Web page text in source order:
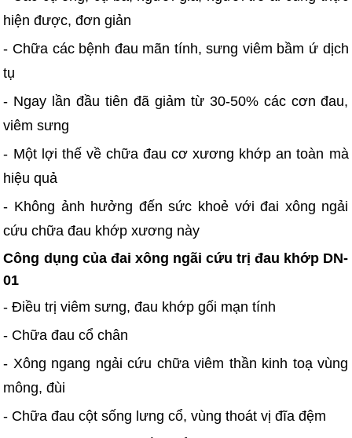
hiện được, đơn giản
- Chữa các bệnh đau mãn tính, sưng viêm bầm ứ dịch
tụ
- Ngay lần đầu tiên đã giảm từ 30-50% các cơn đau,
viêm sưng
- Một lợi thế về chữa đau cơ xương khớp an toàn mà
hiệu quả
- Không ảnh hưởng đến sức khoẻ với đai xông ngải
cứu chữa đau khớp xương này
Công dụng của đai xông ngãi cứu trị đau khớp DN-
01
- Điều trị viêm sưng, đau khớp gối mạn tính
- Chữa đau cổ chân
- Xông ngang ngải cứu chữa viêm thần kinh toạ vùng
mông, đùi
- Chữa đau cột sống lưng cổ, vùng thoát vị đĩa đệm